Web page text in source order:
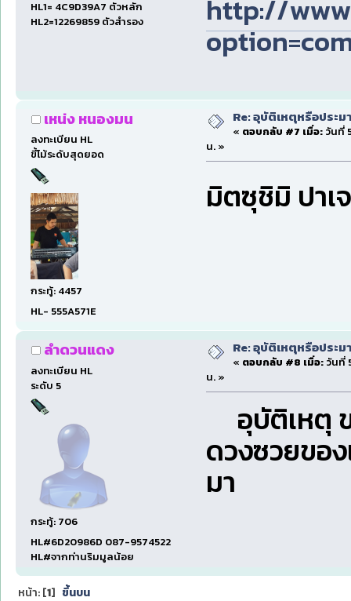
HL1= 4C9D39A7 ตัวหลัก
HL2=12269859 ตัวสำรอง
http://
เหน่ง หนองมน
ลงทะเบียน HL
ขี้โม้ระดับสุดยอด
กระทู้: 4457
HL- 555A571E
Re: อุบัติเหตุหรือประม
« ตอบกลับ #7 เมื่อ:วันที่
น. »
มิตซุชิมิ ปาเ
ลำดวนแดง
ลงทะเบียน HL
ระดับ 5
กระทู้: 706
HL#6D20986D 087-9574522
HL#จากท่านริมมูลน้อย
Re: อุบัติเหตุหรือประม
« ตอบกลับ #8 เมื่อ:วันที่
น. »
อุบัติเหตุ
ดวงซวยขอ
มา
หน้า: [1] ขึ้นบน